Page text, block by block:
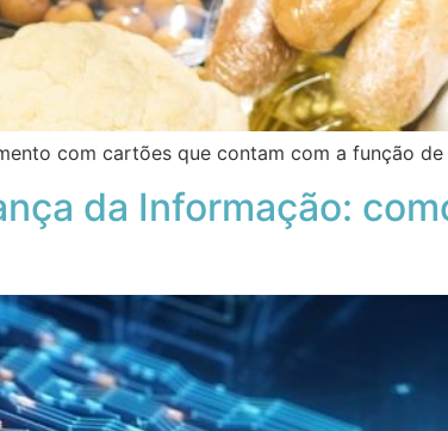
com cartões que contam com a função
da Informação: